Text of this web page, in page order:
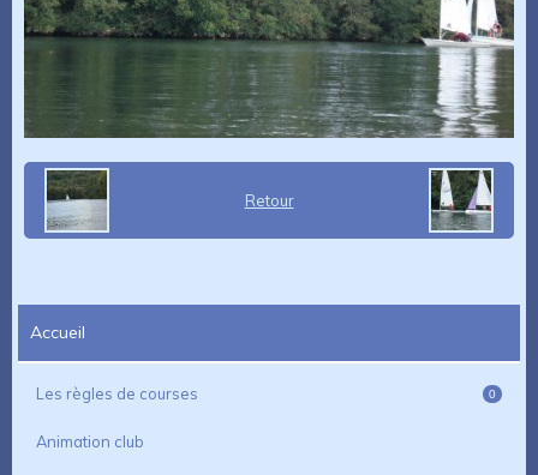
Retour
Accueil
Les règles de courses 0
Animation club